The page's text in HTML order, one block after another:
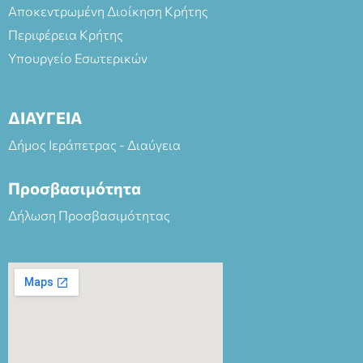
Αποκεντρωμένη Διοίκηση Κρήτης
Περιφέρεια Κρήτης
Υπουργείο Εσωτερικών
ΔΙΑΥΓΕΙΑ
Δήμος Ιεράπετρας - Διαύγεια
Προσβασιμότητα
Δήλωση Προσβασιμότητας